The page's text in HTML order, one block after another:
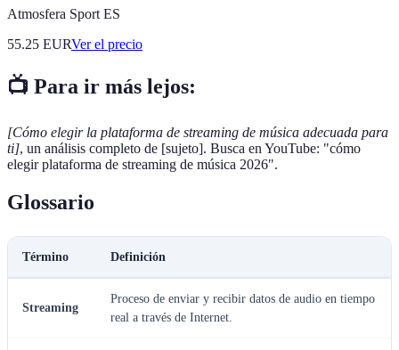
Atmosfera Sport ES
55.25 EURVer el precio
📺 Para ir más lejos:
[Cómo elegir la plataforma de streaming de música adecuada para
ti], un análisis completo de [sujeto]. Busca en YouTube: "cómo
elegir plataforma de streaming de música 2026".
Glossario
Término Definición
Streaming
Proceso de enviar y recibir datos de audio en tiempo
real a través de Internet.